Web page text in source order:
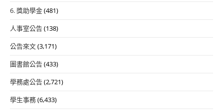
6. 獎助學金(481)
人事室公告(138)
公告來文(3,171)
圖書館公告(433)
學務處公告(2,721)
學生事務(6,433)